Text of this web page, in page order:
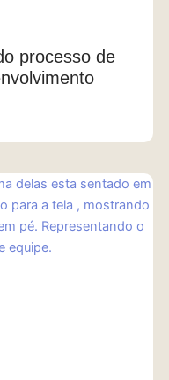
processo de